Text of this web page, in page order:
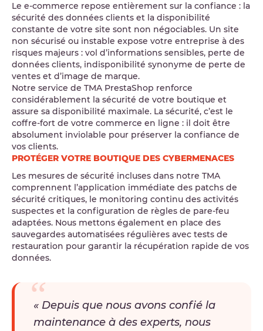
Le e-commerce repose entièrement sur la confiance : la
sécurité des données clients et la disponibilité
constante de votre site sont non négociables. Un site
non sécurisé ou instable expose votre entreprise à des
risques majeurs : vol d’informations sensibles, perte de
données clients, indisponibilité synonyme de perte de
ventes et d’image de marque.
Notre service de TMA PrestaShop renforce
considérablement la sécurité de votre boutique et
assure sa disponibilité maximale. La sécurité, c’est le
coffre-fort de votre commerce en ligne : il doit être
absolument inviolable pour préserver la confiance de
vos clients.
PROTÉGER VOTRE BOUTIQUE DES CYBERMENACES
Les mesures de sécurité incluses dans notre TMA
comprennent l’application immédiate des patchs de
sécurité critiques, le monitoring continu des activités
suspectes et la configuration de règles de pare-feu
adaptées. Nous mettons également en place des
sauvegardes automatisées régulières avec tests de
restauration pour garantir la récupération rapide de vos
données.
« Depuis que nous avons confié la
maintenance à des experts, nous